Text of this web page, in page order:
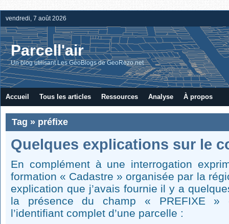
vendredi, 7 août 2026
Parcell'air
Un blog utilisant Les GéoBlogs de GeoRezo.net
Accueil Tous les articles Ressources Analyse À propos
Tag » préfixe
Quelques explications sur le
En complément à une interrogation
formation « Cadastre » organisée par la
explication que j’avais fournie il y a
la présence du champ « PREFIXE »
l’identifiant complet d’une parcelle :